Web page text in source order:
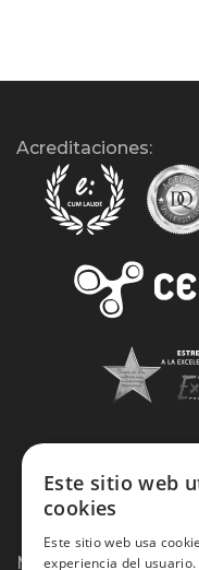
Acreditaciones:
Métodos de Pago:
Este sitio web
cookies
Este sitio web usa
experiencia del